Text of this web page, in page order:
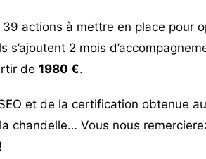
actions à mettre en place pour
2 mois
de 1980 €.
et de la certification obtenue
chandelle… Vous nous